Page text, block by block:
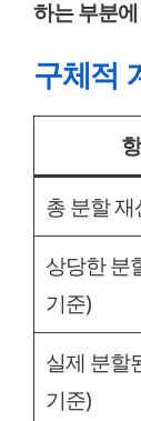
하는 부분
구체적
총 분할 재
상당한 분
기준)
실제 분할
기준)